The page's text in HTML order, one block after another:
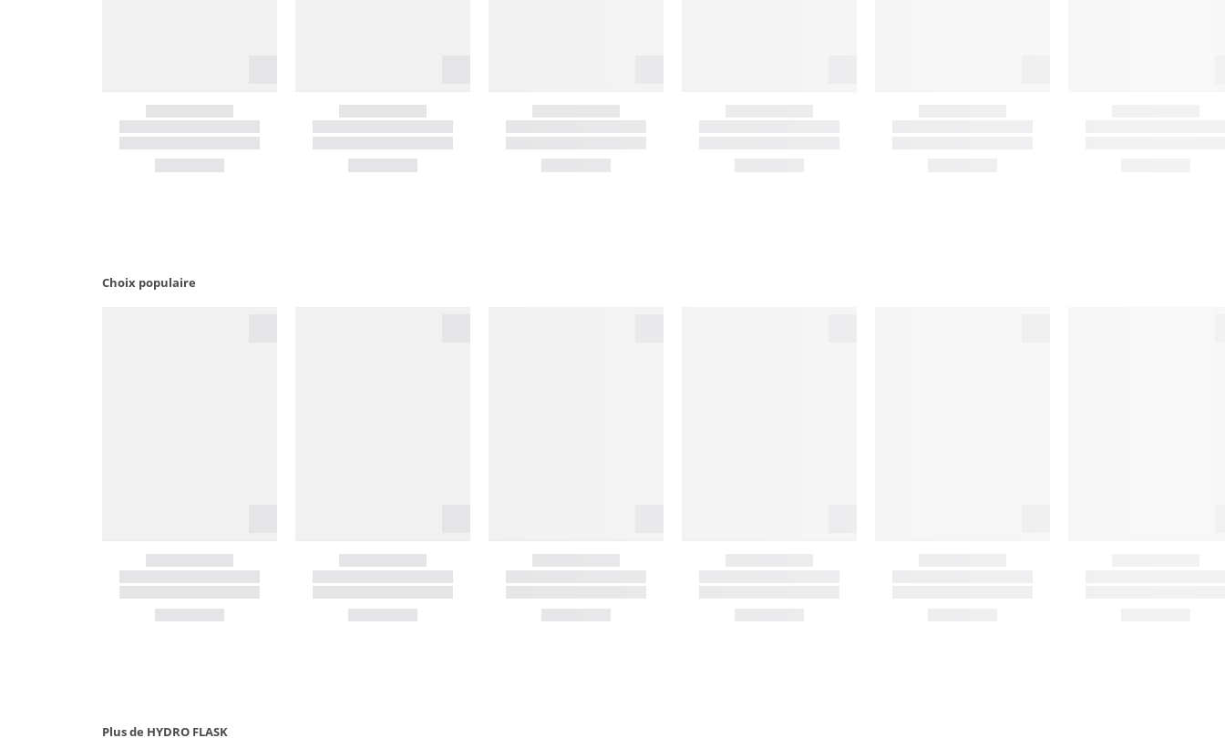
Choix populaire
Plus de HYDRO FLASK